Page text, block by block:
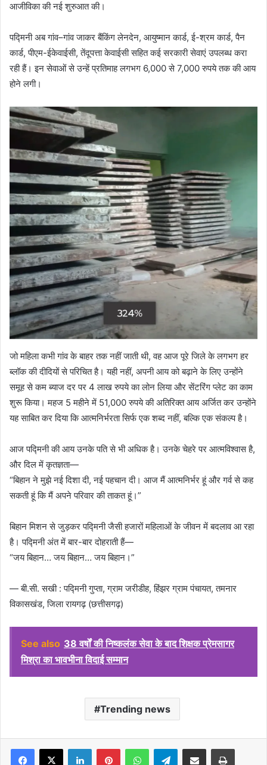
आजीविका की नई शुरुआत की।
पद्मिनी अब गांव–गांव जाकर बैंकिंग लेनदेन, आयुष्मान कार्ड, ई-श्रम कार्ड, पैन
कार्ड, पीएम-ईकेवाईसी, तेंदूपत्ता केवाईसी सहित कई सरकारी सेवाएं उपलब्ध करा
रही हैं। इन सेवाओं से उन्हें प्रतिमाह लगभग 6,000 से 7,000 रुपये तक की आय
होने लगी।
जो महिला कभी गांव के बाहर तक नहीं जाती थी, वह आज पूरे जिले के लगभग हर
ब्लॉक की दीदियों से परिचित है। यही नहीं, अपनी आय को बढ़ाने के लिए उन्होंने
समूह से कम ब्याज दर पर 4 लाख रुपये का लोन लिया और सेंटरिंग प्लेट का काम
शुरू किया। महज 5 महीने में 51,000 रुपये की अतिरिक्त आय अर्जित कर उन्होंने
यह साबित कर दिया कि आत्मनिर्भरता सिर्फ एक शब्द नहीं, बल्कि एक संकल्प है।
आज पद्मिनी की आय उनके पति से भी अधिक है। उनके चेहरे पर आत्मविश्वास है,
और दिल में कृतज्ञता—
“बिहान ने मुझे नई दिशा दी, नई पहचान दी। आज मैं आत्मनिर्भर हूं और गर्व से कह
सकती हूं कि मैं अपने परिवार की ताकत हूं।”
बिहान मिशन से जुड़कर पद्मिनी जैसी हजारों महिलाओं के जीवन में बदलाव आ रहा
है। पद्मिनी अंत में बार-बार दोहराती हैं—
“जय बिहान… जय बिहान… जय बिहान।”
— बी.सी. सखी : पद्मिनी गुप्ता, ग्राम जरीडीह, हिंझर ग्राम पंचायत, तमनार
विकासखंड, जिला रायगढ़ (छत्तीसगढ़)
See also 38 वर्षों की निष्कलंक सेवा के बाद शिक्षक प्रेमसागर
मिश्रा का भावभीना विदाई सम्मान
Trending news
Facebook
X LinkedInPinterestWhatsAppTelegramShare via Email Print